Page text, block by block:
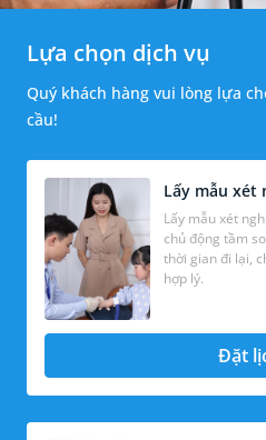
Lựa chọn dịch vụ
Quý khách hàng vui lòng lựa
cầu!
Lấy mẫu xét
Lấy mẫu xét
chủ động tầm
thời gian đi lại, chờ đợi kết quả với mức chi phí
hợp lý.
Đặt